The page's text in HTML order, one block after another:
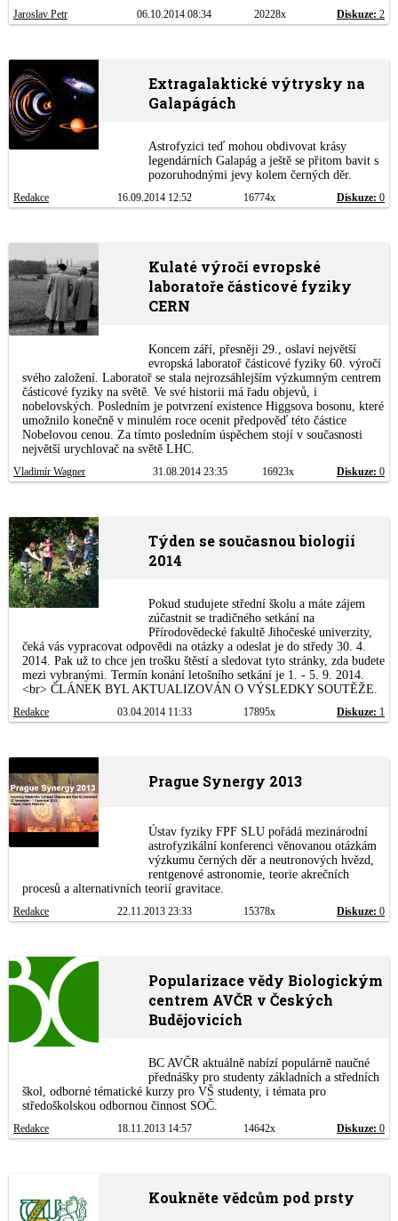
Jaroslav Petr 06.10.2014 08:34 20228x Diskuze: 2
Extragalaktické výtrysky na
Galapágách
Astrofyzici teď mohou obdivovat krásy
legendárních Galapág a ještě se přitom bavit s
pozoruhodnými jevy kolem černých děr.
Redakce 16.09.2014 12:52 16774x Diskuze: 0
Kulaté výročí evropské
laboratoře částicové fyziky
CERN
Koncem září, přesněji 29., oslaví největší
evropská laboratoř částicové fyziky 60. výročí
svého založení. Laboratoř se stala nejrozsáhlejším výzkumným centrem
částicové fyziky na světě. Ve své historii má řadu objevů, i
nobelovských. Posledním je potvrzení existence Higgsova bosonu, které
umožnilo konečně v minulém roce ocenit předpověď této částice
Nobelovou cenou. Za tímto posledním úspěchem stojí v současnosti
největší urychlovač na světě LHC.
Vladimír Wagner 31.08.2014 23:35 16923x Diskuze: 0
Týden se současnou biologií
2014
Pokud studujete střední školu a máte zájem
zúčastnit se tradičného setkání na
Přírodovědecké fakultě Jihočeské univerzity,
čeká vás vypracovat odpovědi na otázky a odeslat je do středy 30. 4.
2014. Pak už to chce jen trošku štěstí a sledovat tyto stránky, zda budete
mezi vybranými. Termín konání letošního setkání je 1. - 5. 9. 2014.
<br> ČLÁNEK BYL AKTUALIZOVÁN O VÝSLEDKY SOUTĚŽE.
Redakce 03.04.2014 11:33 17895x Diskuze: 1
Prague Synergy 2013
Ústav fyziky FPF SLU pořádá mezinárodní
astrofyzikální konferenci věnovanou otázkám
výzkumu černých děr a neutronových hvězd,
rentgenové astronomie, teorie akrečních
procesů a alternativních teorií gravitace.
Redakce 22.11.2013 23:33 15378x Diskuze: 0
Popularizace vědy Biologickým
centrem AVČR v Českých
Budějovicích
BC AVČR aktuálně nabízí populárně naučné
přednášky pro studenty základních a středních
škol, odborné tématické kurzy pro VŠ studenty, i témata pro
středoškolskou odbornou činnost SOČ.
Redakce 18.11.2013 14:57 14642x Diskuze: 0
Koukněte vědcům pod prsty